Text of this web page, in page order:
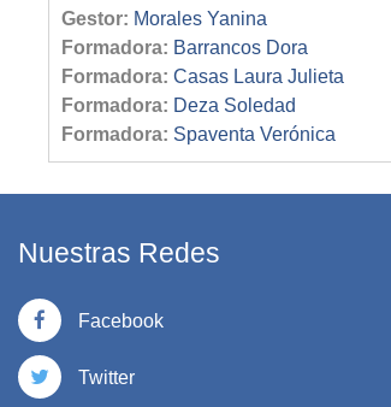
Gestor: Morales Yanina
Formadora: Barrancos Dora
Formadora: Casas Laura Julieta
Formadora: Deza Soledad
Formadora: Spaventa Verónica
Nuestras Redes
Facebook
Twitter